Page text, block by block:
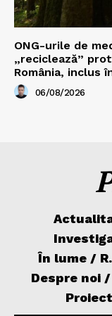
ONG-urile de
„reciclează”
România, inclus
06/08/2026
În lume /
Despre noi